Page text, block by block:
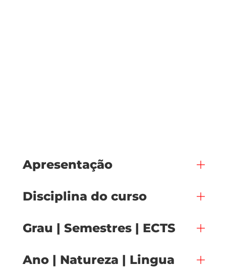
Apresentação
Disciplina do curso
Grau | Semestres | ECTS
Ano | Natureza | Lingua